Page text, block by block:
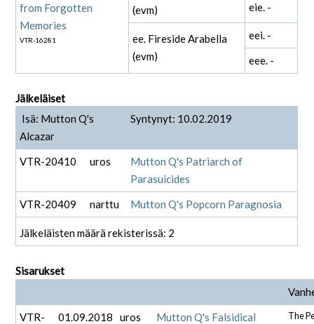
from Forgotten
Memories
VTR-16281
(evm)
eie. -
ee. Fireside Arabella
(evm)
eei. -
eee. -
Jälkeläiset
Isä: Mutton Q's
Alcazar
Syntynyt: 10.02.2019
VTR-20410 uros
Mutton Q's Patriarch of
Parasuicides
VTR-20409
narttu Mutton Q's Popcorn Paragnosia
Jälkeläisten määrä rekisterissä: 2
Sisarukset
VTR-
01.09.2018 uros
Mutton Q's Falsidical
The